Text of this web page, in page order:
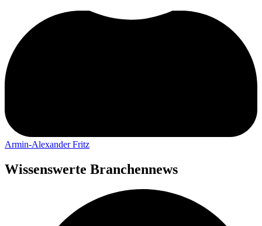
Armin-Alexander Fritz
Wissenswerte Branchennews